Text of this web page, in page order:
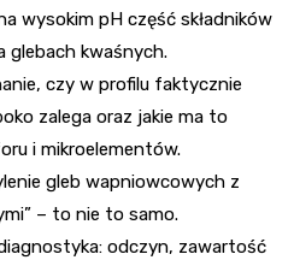
wysokim pH część składników
glebach kwaśnych.
czy w profilu faktycznie
zalega oraz jakie ma to
i mikroelementów.
gleb wapniowcowych z
– to nie to samo.
odczyn, zawartość